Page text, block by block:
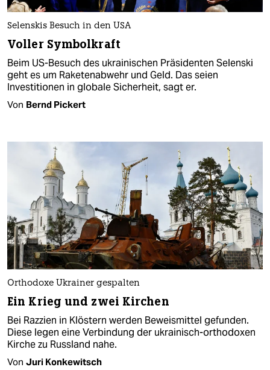
Selenskis Besuch in den USA
Voller Symbolkraft
Beim US-Besuch des ukrainischen Präsidenten Selenski
geht es um Raketenabwehr und Geld. Das seien
Investitionen in globale Sicherheit, sagt er.
Von Bernd Pickert
Orthodoxe Ukrainer gespalten
Ein Krieg und zwei Kirchen
Bei Razzien in Klöstern werden Beweismittel gefunden.
Diese legen eine Verbindung der ukrainisch-orthodoxen
Kirche zu Russland nahe.
Von Juri Konkewitsch